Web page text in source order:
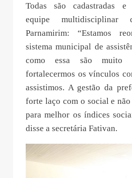
Todas são cadastradas e
equipe
Parnamirim: “Estamos
sistema municipal de
como essa são muito
fortalecermos os vínculos
assistimos. A gestão da
forte laço com o social e
para melhor os índices
disse a secretária Fativan.